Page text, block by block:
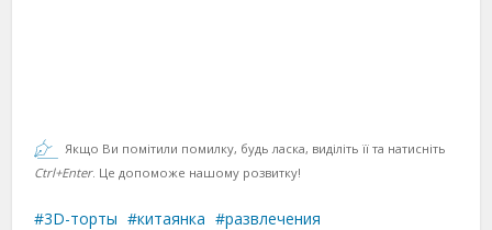
Якщо Ви помітили помилку, будь ласка, виділіть її та натисніть
Ctrl+Enter. Це допоможе нашому розвитку!
3D-торты китаянка развлечения